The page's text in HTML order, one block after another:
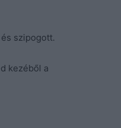
szipogott.
kezéből a